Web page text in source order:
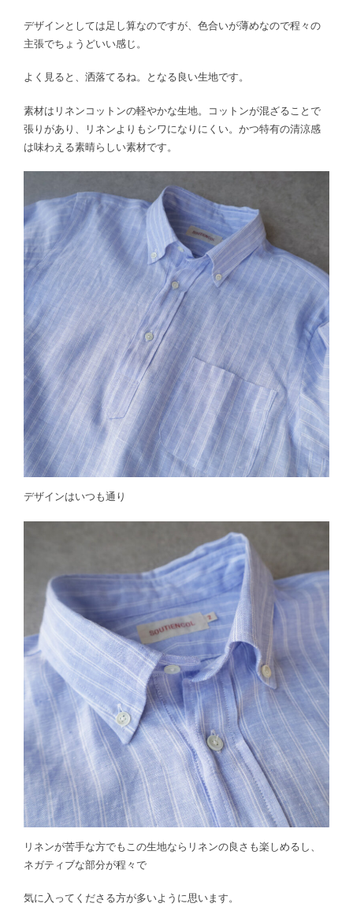
デザインとしては足し算なのですが、色合いが薄めなので程々の
主張でちょうどいい感じ。
よく見ると、洒落てるね。となる良い生地です。
素材はリネンコットンの軽やかな生地。コットンが混ざることで
張りがあり、リネンよりもシワになりにくい。かつ特有の清涼感
は味わえる素晴らしい素材です。
デザインはいつも通り
リネンが苦手な方でもこの生地ならリネンの良さも楽しめるし、
ネガティブな部分が程々で
気に入ってくださる方が多いように思います。